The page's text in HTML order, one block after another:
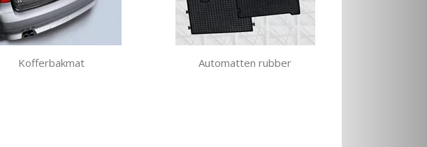
Kofferbakmat Automatten rubber